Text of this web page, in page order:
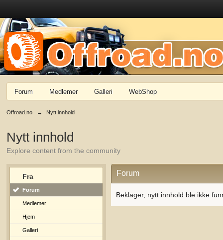
Forum Medlemer Galleri WebShop
Offroad.no → Nytt innhold
Nytt innhold
Explore content from the community
Fra
Forum
Medlemer
Hjem
Galleri
Forum
Beklager, nytt innhold ble ikke